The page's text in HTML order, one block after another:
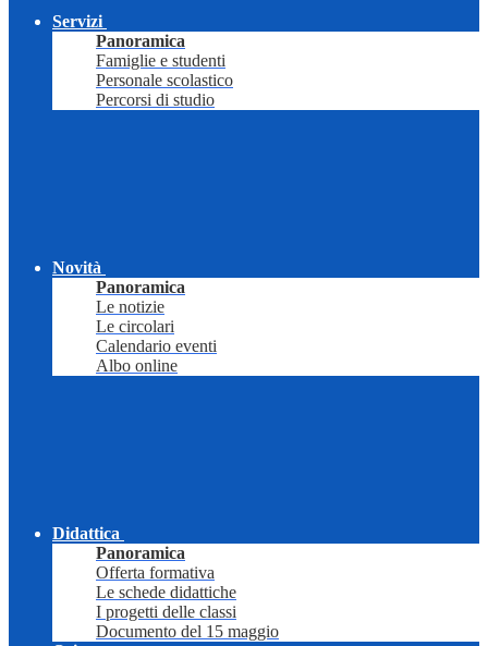
Servizi
Panoramica
Famiglie e studenti
Personale scolastico
Percorsi di studio
Novità
Panoramica
Le notizie
Le circolari
Calendario eventi
Albo online
Didattica
Panoramica
Offerta formativa
Le schede didattiche
I progetti delle classi
Documento del 15 maggio